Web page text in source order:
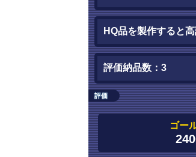
HQ品を製作すると
評価納品数：3
評価
ゴー